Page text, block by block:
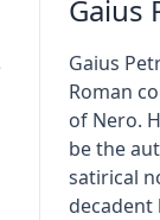
Gaius
Gaius
Roman
of Nero.
be the
satirical
decadent